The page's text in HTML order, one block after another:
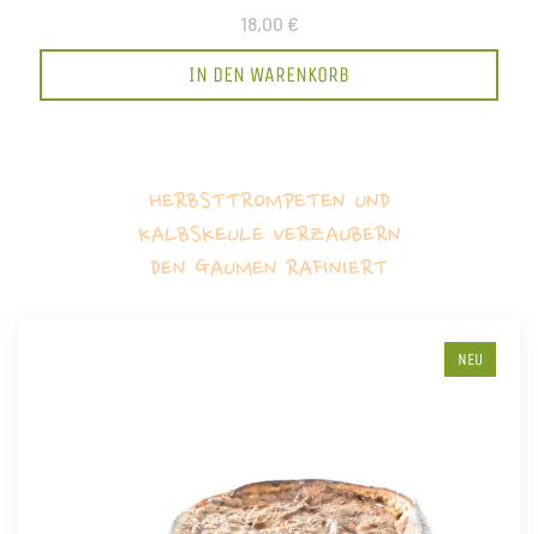
18,00 €
IN DEN WARENKORB
HERBSTTROMPETEN UND
KALBSKEULE VERZAUBERN
DEN GAUMEN RAFINIERT
NEU